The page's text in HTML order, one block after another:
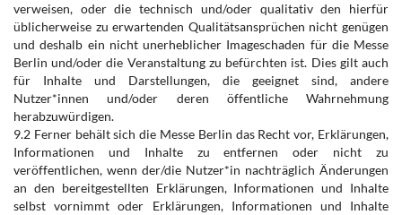
verweisen, oder die technisch und/oder qualitativ den hierfür
üblicherweise zu erwartenden Qualitätsansprüchen nicht genügen
und deshalb ein nicht unerheblicher Imageschaden für die Messe
Berlin und/oder die Veranstaltung zu befürchten ist. Dies gilt auch
für Inhalte und Darstellungen, die geeignet sind, andere
Nutzer*innen und/oder deren öffentliche Wahrnehmung
herabzuwürdigen.
9.2 Ferner behält sich die Messe Berlin das Recht vor, Erklärungen,
Informationen und Inhalte zu entfernen oder nicht zu
veröffentlichen, wenn der/die Nutzer*in nachträglich Änderungen
an den bereitgestellten Erklärungen, Informationen und Inhalte
selbst vornimmt oder Erklärungen, Informationen und Inhalte